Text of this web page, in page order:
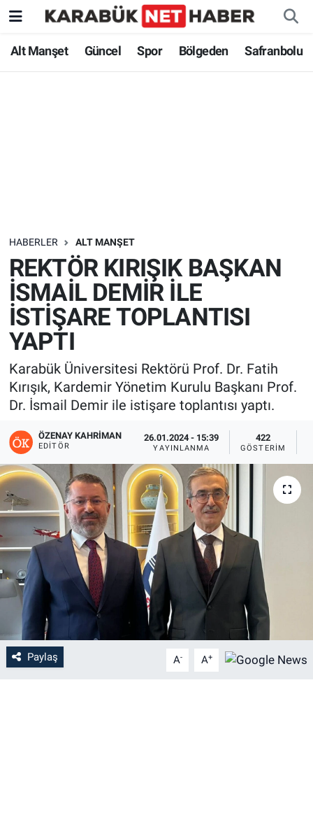
Alt Manşet Güncel Spor Bölgeden Safranbolu
HABERLER ALT MANŞET
REKTÖR KIRIŞIK BAŞKAN
İSMAİL DEMİR İLE
İSTİŞARE TOPLANTISI
YAPTI
Karabük Üniversitesi Rektörü Prof. Dr. Fatih
Kırışık, Kardemir Yönetim Kurulu Başkanı Prof.
Dr. İsmail Demir ile istişare toplantısı yaptı.
ÖZENAY KAHRIMAN
EDITÖR
26.01.2024 - 15:39
YAYINLANMA
422
GÖSTERIM
Paylaş A- A+